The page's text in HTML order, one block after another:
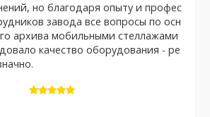
но благодаря опыту и профес
завода все вопросы по осн
архива мобильными стеллажами
качество оборудования - ре